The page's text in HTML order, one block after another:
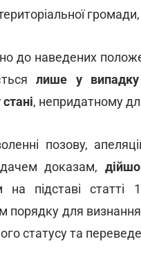
до наведених
лише у
, непридатному
позову,
доказам,
підставі статті
порядку для
статусу та